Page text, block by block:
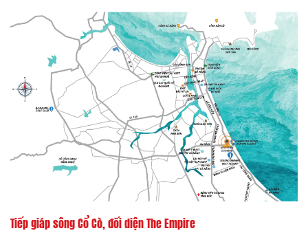
Tiếp giáp sông Cổ Cò, đối diện The Empire